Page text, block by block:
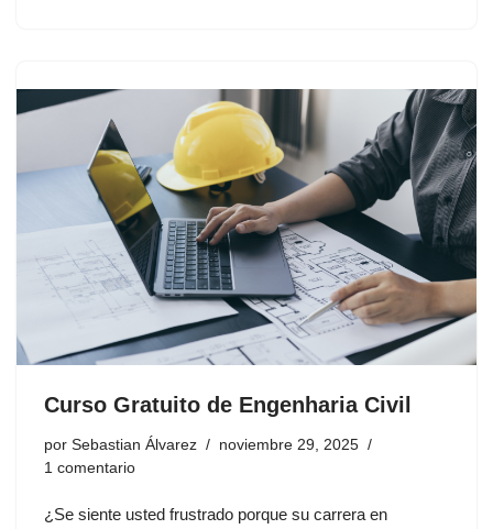
Curso Gratuito de Engenharia Civil
por Sebastian Álvarez
noviembre 29, 2025
1 comentario
¿Se siente usted frustrado porque su carrera en